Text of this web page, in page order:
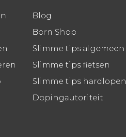
Blog
Born Shop
Slimme tips algemeen
Slimme tips fietsen
Slimme tips hardlopen
Dopingautoriteit